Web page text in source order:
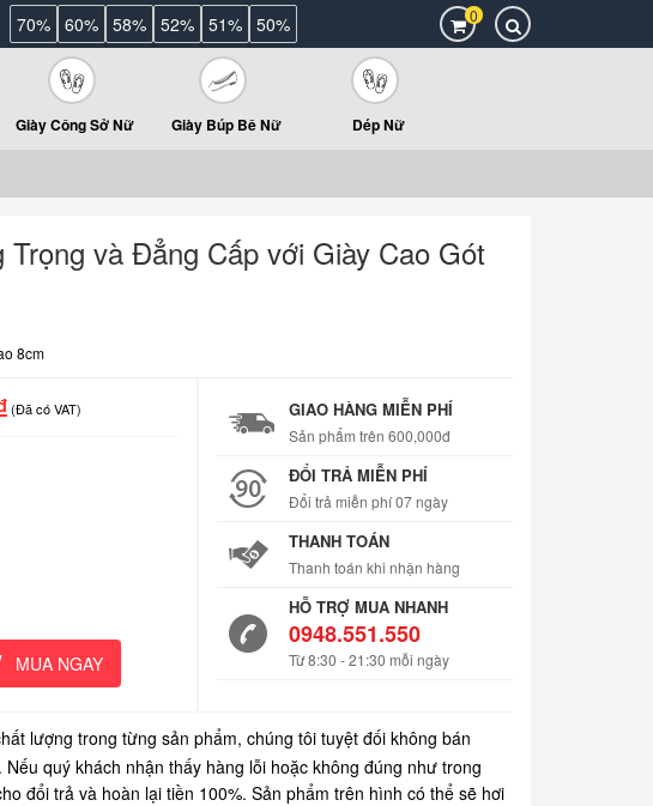
70% 60% 58% 52% 51% 50% 0
Giày Công Sở Nữ Giày Búp Bê Nữ Dép Nữ
và Đẳng Cấp với Giày Cao Gót
8cm
(Đã có VAT) GIAO HÀNG MIỄN PHÍ
Sản phẩm trên 600,000đ
ĐỔI TRẢ MIỄN PHÍ
Đổi trả miễn phí 07 ngày
THANH TOÁN
Thanh toán khi nhận hàng
HỖ TRỢ MUA NHANH
0948.551.550
Từ 8:30 - 21:30 mỗi ngày
lượng trong từng sản phẩm, chúng tôi tuyệt đối không bán
quý khách nhận thấy hàng lỗi hoặc không đúng như trong
đổi trả và hoàn lại tiền 100%. Sản phẩm trên hình có thể sẽ hơi